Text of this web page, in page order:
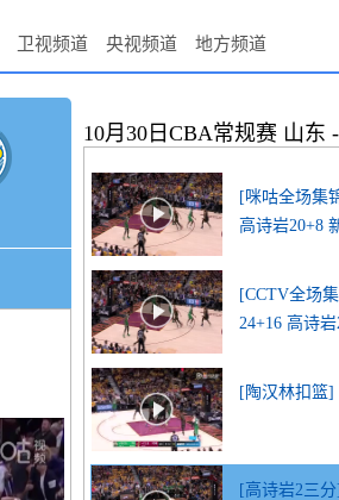
卫视频道 央视频道 地方频道
10月30日CBA常规赛 山东
[咪咕全场集
高诗岩20+8
[CCTV全场
24+16 高诗
[陶汉林扣篮]
[高诗岩2三